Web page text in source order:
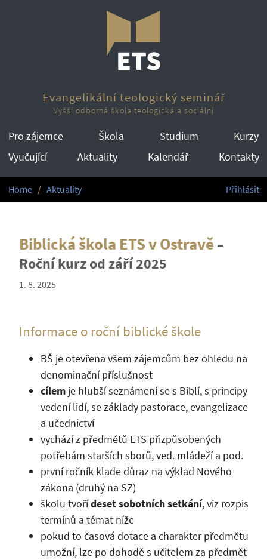
Evangelikální teologický seminář
Vyšší odborná škola teologická a sociální
Pro zájemce Škola Studium
Kurzy
Vyučující
Aktuality Kalendář Kontakty
Home Aktuality Přihlásit
Biblická škola ETS v Ostravě –
Roční kurz od září 2025
1. 8. 2025
Informace o roční biblické škole
BŠ je otevřena všem zájemcům bez ohledu na
denominační příslušnost
cílemje hlubší seznámení se s Biblí, s principy
vedení lidí, se základy pastorace, evangelizace
a učednictví
vychází z předmětů ETS přizpůsobených
potřebám starších sborů, ved. mládeží a pod.
první ročník klade důraz na výklad Nového
zákona (druhý na SZ)
školu tvořídeset sobotních setkání, viz rozpis
termínů a témat níže
pokud to časová dotace a charakter předmětu
umožní, lze po dohodě s učitelem za předmět